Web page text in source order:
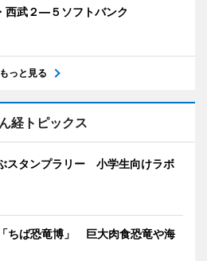
西武２―５ソフトバンク
もっと見る
経トピックス
スタンプラリー 小学生向けラボ
ちば恐竜博」 巨大肉食恐竜や海